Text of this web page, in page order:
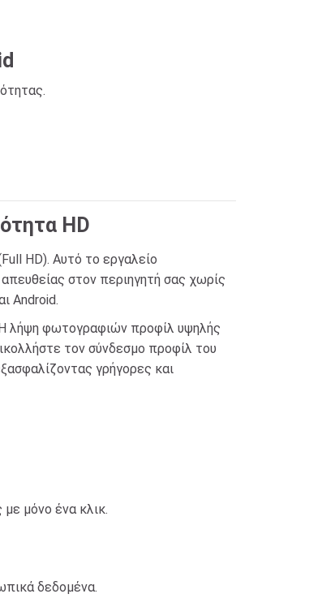
HD
HD). Αυτό το εργαλείο
απευθείας στον περιηγητή σας χωρίς
Android.
λήψη φωτογραφιών προφίλ υψηλής
τον σύνδεσμο προφίλ του
γρήγορες και
μόνο ένα κλικ.
δεδομένα.